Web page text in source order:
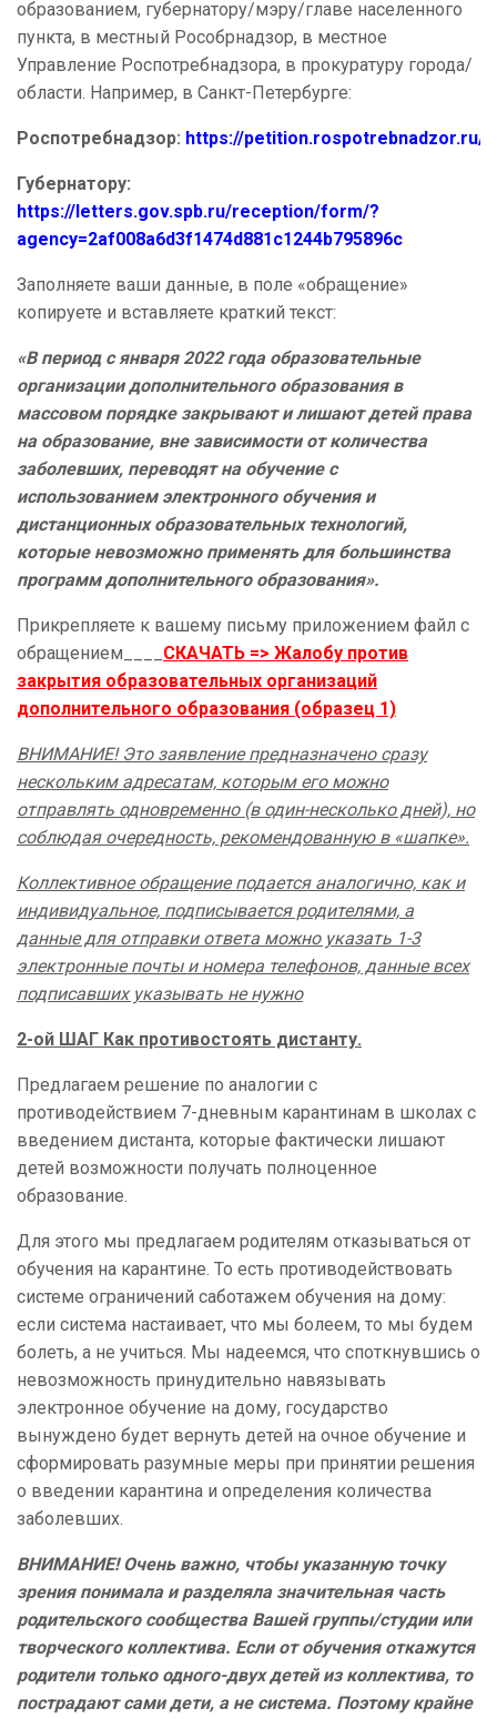
образованием, губернатору/мэру/главе населенного
пункта, в местный Рособрнадзор, в местное
Управление Роспотребнадзора, в прокуратуру города/
области. Например, в Санкт-Петербурге:
Роспотребнадзор: https://petition.rospotrebnadzor.ru/
Губернатору:
https://letters.gov.spb.ru/reception/form/?
agency=2af008a6d3f1474d881c1244b795896c
Заполняете ваши данные, в поле «обращение»
копируете и вставляете краткий текст:
«В период с января 2022 года образовательные
организации дополнительного образования в
массовом порядке закрывают и лишают детей права
на образование, вне зависимости от количества
заболевших, переводят на обучение с
использованием электронного обучения и
дистанционных образовательных технологий,
которые невозможно применять для большинства
программ дополнительного образования».
Прикрепляете к вашему письму приложением файл с
обращением____ СКАЧАТЬ => Жалобу против
закрытия образовательных организаций
дополнительного образования (образец 1)
ВНИМАНИЕ! Это заявление предназначено сразу
нескольким адресатам, которым его можно
отправлять одновременно (в один-несколько дней), но
соблюдая очередность, рекомендованную в «шапке».
Коллективное обращение подается аналогично, как и
индивидуальное, подписывается родителями, а
данные для отправки ответа можно указать 1-3
электронные почты и номера телефонов, данные всех
подписавших указывать не нужно
2-ой ШАГ Как противостоять дистанту.
Предлагаем решение по аналогии с
противодействием 7-дневным карантинам в школах с
введением дистанта, которые фактически лишают
детей возможности получать полноценное
образование.
Для этого мы предлагаем родителям отказываться от
обучения на карантине. То есть противодействовать
системе ограничений саботажем обучения на дому:
если система настаивает, что мы болеем, то мы будем
болеть, а не учиться. Мы надеемся, что споткнувшись о
невозможность принудительно навязывать
электронное обучение на дому, государство
вынуждено будет вернуть детей на очное обучение и
сформировать разумные меры при принятии решения
о введении карантина и определения количества
заболевших.
ВНИМАНИЕ! Очень важно, чтобы указанную точку
зрения понимала и разделяла значительная часть
родительского сообщества Вашей группы/студии или
творческого коллектива. Если от обучения откажутся
родители только одного-двух детей из коллектива, то
пострадают сами дети, а не система. Поэтому крайне